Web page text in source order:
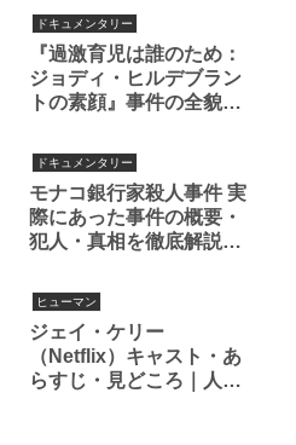
貌（Netflix）
ドキュメンタリー
『過激育児は誰のため：
ジョディ・ヒルデブラン
トの素顔』事件の全貌と
ドキュメンタリー
モナコ銀行家殺人事件 実
際にあった事件の概要・
犯人・真相を徹底解説！
殺害の裏に隠された陰謀
とは
ヒューマン
ジェイ・ケリー
（Netflix）キャスト・あ
らすじ・見どころ｜人生